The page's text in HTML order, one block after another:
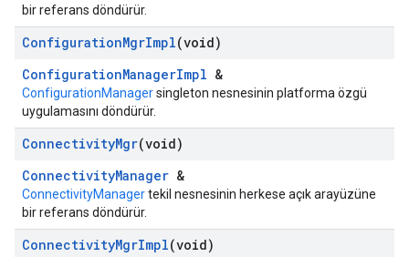
bir referans döndürür.
ConfigurationMgrImpl(void)
ConfigurationManagerImpl &
ConfigurationManagersingleton nesnesinin platforma özgü
uygulamasını döndürür.
ConnectivityMgr(void)
ConnectivityManager &
ConnectivityManagertekil nesnesinin herkese açık arayüzüne
bir referans döndürür.
ConnectivityMgrImpl(void)